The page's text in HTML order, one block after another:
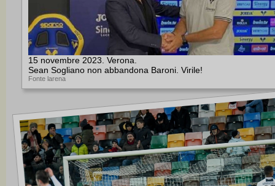
15 novembre 2023. Verona.
Sean Sogliano non abbandona Baroni. Virile!
Fonte larena